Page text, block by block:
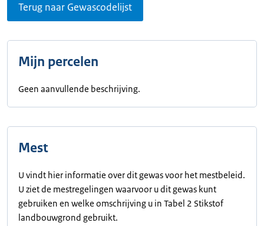
Terug naar Gewascodelijst
Mijn percelen
Geen aanvullende beschrijving.
Mest
U vindt hier informatie over dit gewas voor het mestbeleid.
U ziet de mestregelingen waarvoor u dit gewas kunt
gebruiken en welke omschrijving u in Tabel 2 Stikstof
landbouwgrond gebruikt.